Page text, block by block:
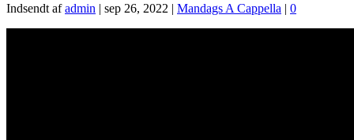
Indsendt afadmin | sep 26, 2022 | Mandags A Cappella | 0